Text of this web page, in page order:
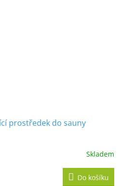
prostředek do sauny
Skladem
Do košíku